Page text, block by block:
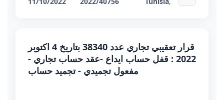
قرار تعقيبي تجاري عدد 38340 بتاريخ 4 اكتوبر
2022 : قفل حساب ايداع -عقد حساب تجاري -
مفعول تجميدي - تجميد حساب